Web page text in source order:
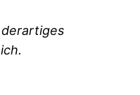
derartiges